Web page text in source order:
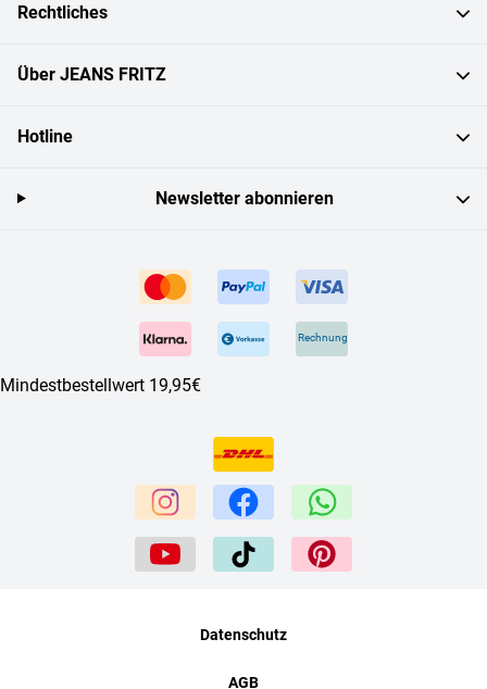
Rechtliches
Über JEANS FRITZ
Hotline
Rechnung
Mindestbestellwert 19,95€
Newsletter abonnieren
Datenschutz
AGB